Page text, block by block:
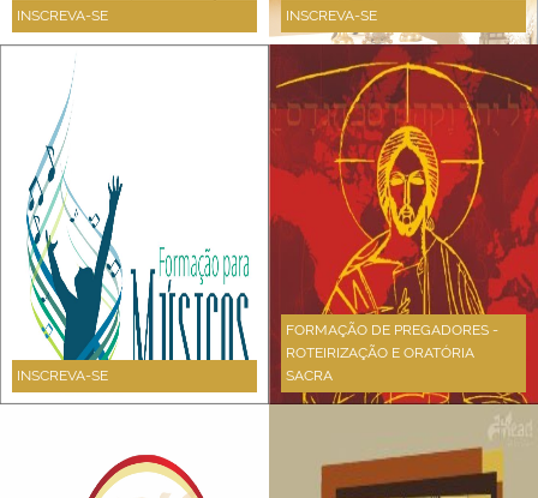
INSCREVA-SE INSCREVA-SE
INSCREVA-SE
FORMAÇÃO DE PREGADORES -
ROTEIRIZAÇÃO E ORATÓRIA
SACRA